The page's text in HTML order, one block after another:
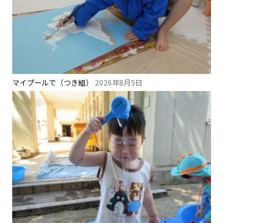
マイプールで（つき組） 2026年8月5日
教職員募集
園のこと
安⼼・安全対策
給⾷
課外教室
理事長のことば
教育と保育
美⽊多幼稚園の理想